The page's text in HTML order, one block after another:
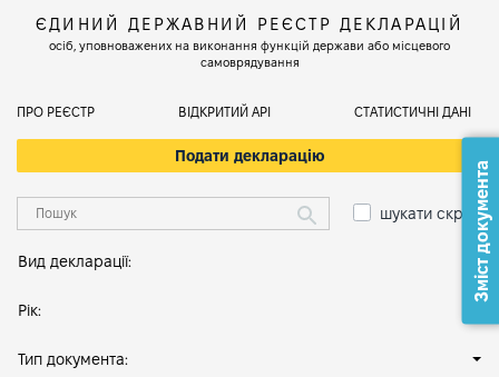
ЄДИНИЙ ДЕРЖАВНИЙ РЕЄСТР ДЕКЛАРАЦІЙ
осіб, уповноважених на виконання функцій держави або місцевого
самоврядування
ПРО РЕЄСТР ВІДКРИТИЙ АРІ СТАТИСТИЧНІ ДАНІ
Подати декларацію
шукати скрізь
Вид декларації:
Рік:
Тип документа:
Зміст документа